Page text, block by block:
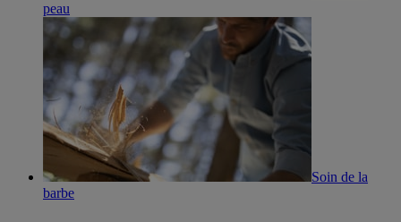
peau
Soin de la
barbe